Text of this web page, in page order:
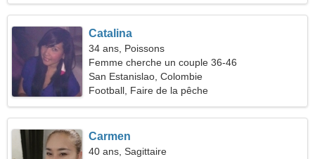
Catalina
34 ans, Poissons
Femme cherche un couple 36-46
San Estanislao, Colombie
Football, Faire de la pêche
Carmen
40 ans, Sagittaire